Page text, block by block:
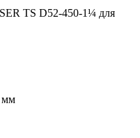
TS D52-450-1¼ для
мм